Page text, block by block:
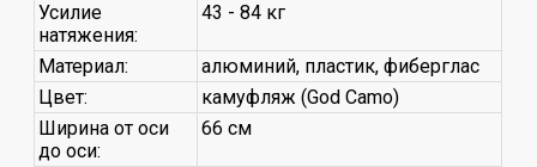
Усилие
натяжения:
43 - 84 кг
Материал:
алюминий, пластик, фиберглас
Цвет:
камуфляж (God Camo)
Ширина от оси
до оси:
66 см